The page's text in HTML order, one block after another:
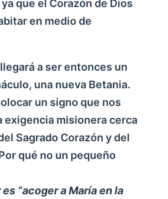
que el Corazón de Dios
en medio de
a ser entonces un
una nueva Betania.
un signo que nos
exigencia misionera cerca
Sagrado Corazón y del
qué no un pequeño
“acoger a María en la